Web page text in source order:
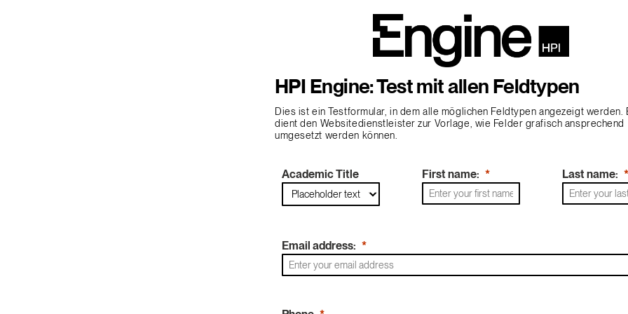
HPI Engine: Test mit allen Feldtypen
Dies ist ein Testformular, in dem alle möglichen Feldtypen angezeigt werden.
dient den Websitedienstleister zur Vorlage, wie Felder grafisch ansprechend
umgesetzt werden können.
Academic Title First name: Last name:
Email address: